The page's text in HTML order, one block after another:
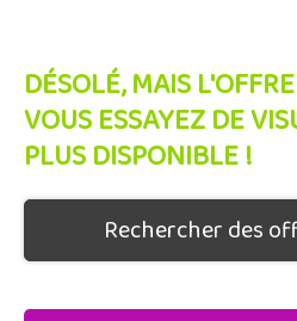
DÉSOLÉ, MAIS
VOUS ESSAYEZ DE
PLUS DISPONIBLE !
Rechercher des